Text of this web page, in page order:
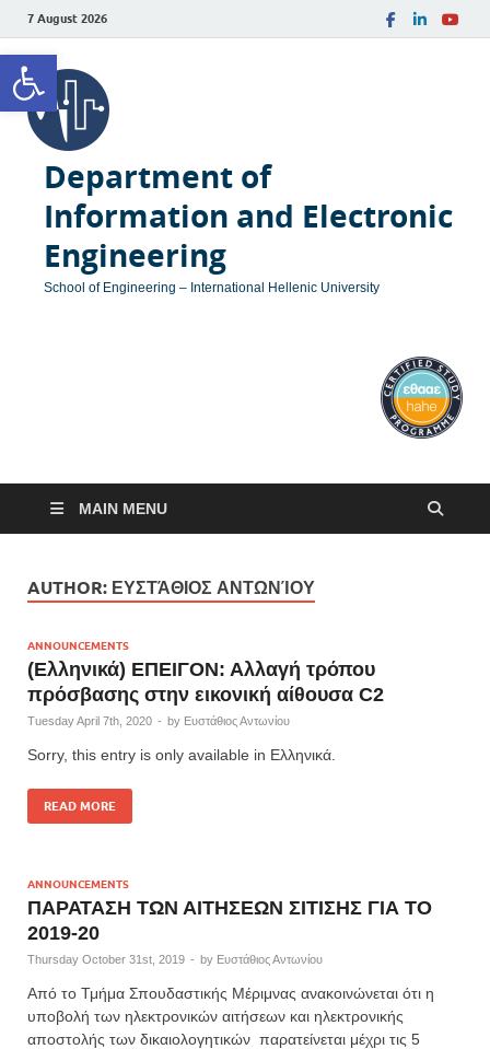
Open toolbar
7 August 2026
Department of
Information and Electronic
Engineering
School of Engineering – International Hellenic University
MAIN MENU
AUTHOR: ΕΥΣΤΆΘΙΟΣ ΑΝΤΩΝΊΟΥ
ANNOUNCEMENTS
(Ελληνικά) ΕΠΕΙΓΟΝ: Αλλαγή τρόπου
πρόσβασης στην εικονική αίθουσα C2
Tuesday April 7th, 2020 - by Ευστάθιος Αντωνίου
Sorry, this entry is only available in Ελληνικά.
READ MORE
ANNOUNCEMENTS
ΠΑΡΑΤΑΣΗ ΤΩΝ ΑΙΤΗΣΕΩΝ ΣΙΤΙΣΗΣ ΓΙΑ ΤΟ
2019-20
Thursday October 31st, 2019 - by Ευστάθιος Αντωνίου
Από το Τμήμα Σπουδαστικής Μέριμνας ανακοινώνεται ότι η
υποβολή των ηλεκτρονικών αιτήσεων και ηλεκτρονικής
αποστολής των δικαιολογητικών παρατείνεται μέχρι τις 5